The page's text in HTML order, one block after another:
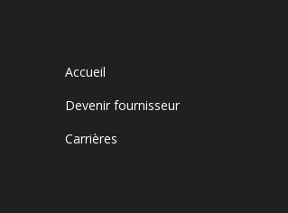
Accueil
Devenir fournisseur
Carrières